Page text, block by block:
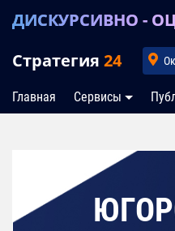
ДИСКУРСИВНО -
Стратегия 24
Главная Сервисы